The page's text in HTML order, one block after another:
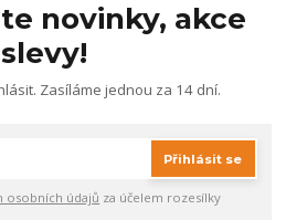
novinky, akce
Zasíláme jednou za 14 dní.
Přihlásit se
osobních údajů za účelem rozesílky